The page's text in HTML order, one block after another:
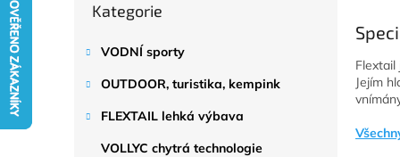
kategorie
Kategorie
VODNÍ sporty
OUTDOOR, turistika, kempink
FLEXTAIL lehká výbava
VOLLYC chytrá technologie
Jejím